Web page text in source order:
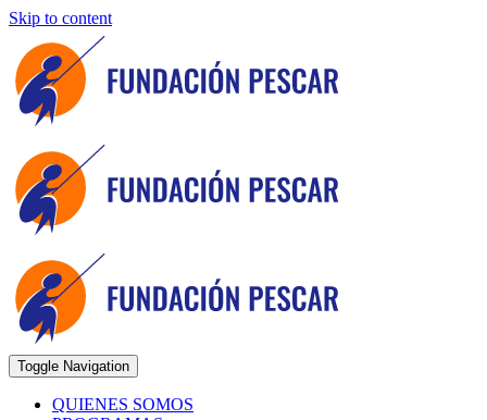
Skip to content
Toggle Navigation
QUIENES SOMOS